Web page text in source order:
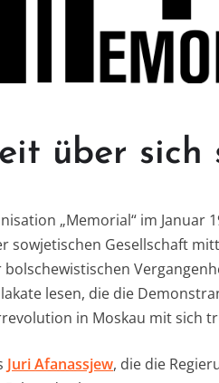
über sich
„Memorial“ im Januar
sowjetischen Gesellschaft
lesen, die die
in Moskau mit sich
Juri Afanassjew, die die